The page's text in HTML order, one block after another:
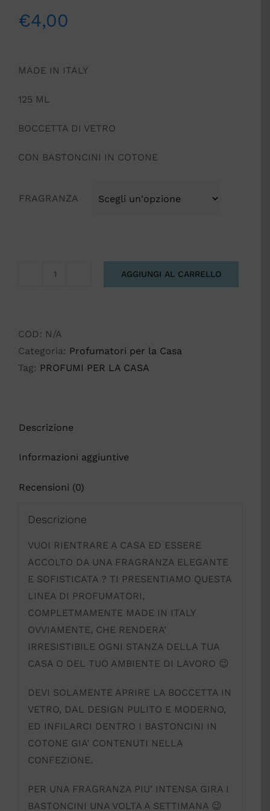
€4,00
MADE IN ITALY
125 ML
BOCCETTA DI VETRO
CON BASTONCINI IN COTONE
FRAGRANZA
NATURA
quantità
AGGIUNGI AL CARRELLO
COD: N/A
Categoria: Profumatori per la Casa
Tag: PROFUMI PER LA CASA
Descrizione
Informazioni aggiuntive
Recensioni (0)
Descrizione
VUOI RIENTRARE A CASA ED ESSERE
ACCOLTO DA UNA FRAGRANZA ELEGANTE
E SOFISTICATA ? TI PRESENTIAMO QUESTA
LINEA DI PROFUMATORI,
COMPLETMAMENTE MADE IN ITALY
OVVIAMENTE, CHE RENDERA’
IRRESISTIBILE OGNI STANZA DELLA TUA
CASA O DEL TUO AMBIENTE DI LAVORO 😉
DEVI SOLAMENTE APRIRE LA BOCCETTA IN
VETRO, DAL DESIGN PULITO E MODERNO,
ED INFILARCI DENTRO I BASTONCINI IN
COTONE GIA’ CONTENUTI NELLA
CONFEZIONE.
PER UNA FRAGRANZA PIU’ INTENSA GIRA I
BASTONCINI UNA VOLTA A SETTIMANA 😉